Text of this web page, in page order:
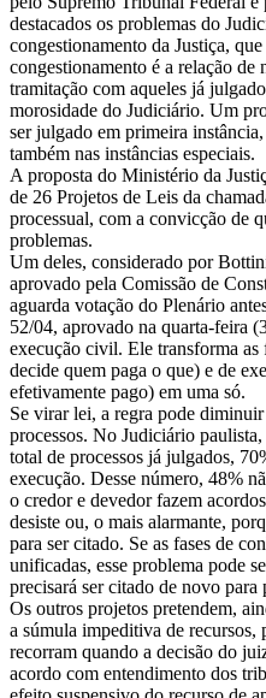
destacados os problemas do
congestionamento da Justiça,
congestionamento é a relação de
tramitação com aqueles já
morosidade do Judiciário. Um
ser julgado em primeira
também nas instâncias especiais.
A proposta do Ministério da
de 26 Projetos de Leis da
processual, com a convicção de
problemas.
Um deles, considerado por
aprovado pela Comissão de
aguarda votação do Plenário
52/04, aprovado na quarta-feira
execução civil. Ele transforma as
decide quem paga o que) e de
efetivamente pago) em uma só.
Se virar lei, a regra pode
processos. No Judiciário
total de processos já julgados,
execução. Desse número, 48%
o credor e devedor fazem
desiste ou, o mais alarmante,
para ser citado. Se as fases de
unificadas, esse problema pode
precisará ser citado de novo para
Os outros projetos pretendem,
a súmula impeditiva de recursos,
recorram quando a decisão do
acordo com entendimento dos